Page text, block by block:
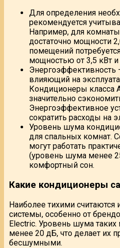
Для определения
рекомендуется
Например, для
достаточно мощности
помещений
мощностью от 3,5 кВт
влияющий на
Кондиционеры класса
значительно
Энергоэффективное
сократить расходы на
Уровень шума
для спальных комнат.
могут работать
(уровень шума менее
комфортный сон.
Какие кондиционеры
Наиболее тихими считаются
системы, особенно от
Electric. Уровень шума
менее 20 дБ, что делает их
бесшумными.